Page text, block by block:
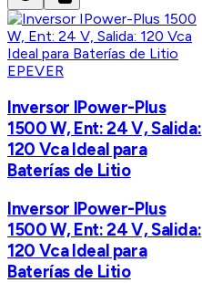
EPEVER
Inversor IPower-Plus
1500 W, Ent: 24 V, Salida:
120 Vca Ideal para
Baterías de Litio
Inversor IPower-Plus
1500 W, Ent: 24 V, Salida:
120 Vca Ideal para
Baterías de Litio